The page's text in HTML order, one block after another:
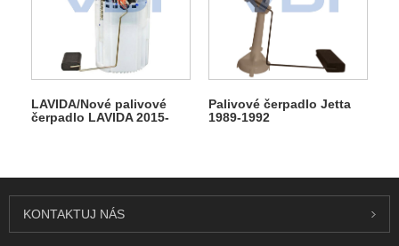
LAVIDA/Nové palivové
čerpadlo LAVIDA 2015-
Palivové čerpadlo Jetta
1989-1992
KONTAKTUJ NÁS